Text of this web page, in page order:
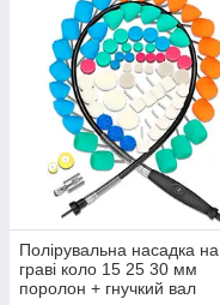
Полірувальна насадка на
граві коло 15 25 30 мм
поролон + гнучкий вал